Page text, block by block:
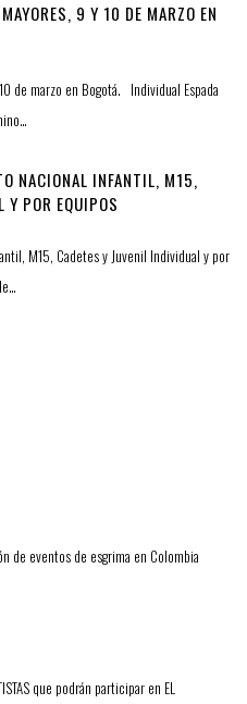
9 Y 10 DE MARZO EN
de marzo en Bogotá. Individual Espada
NACIONAL INFANTIL, M15,
Y POR EQUIPOS
M15, Cadetes y Juvenil Individual y por
de eventos de esgrima en Colombia
que podrán participar en EL